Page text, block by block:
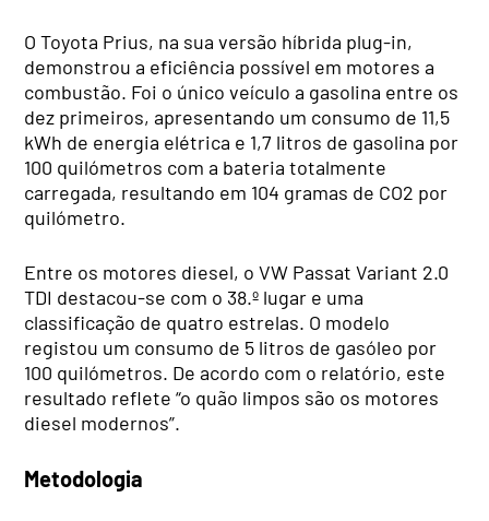
O Toyota Prius, na sua versão híbrida plug-in,
demonstrou a eficiência possível em motores a
combustão. Foi o único veículo a gasolina entre os
dez primeiros, apresentando um consumo de 11,5
kWh de energia elétrica e 1,7 litros de gasolina por
100 quilómetros com a bateria totalmente
carregada, resultando em 104 gramas de CO2 por
quilómetro.
Entre os motores diesel, o VW Passat Variant 2.0
TDI destacou-se com o 38.º lugar e uma
classificação de quatro estrelas. O modelo
registou um consumo de 5 litros de gasóleo por
100 quilómetros. De acordo com o relatório, este
resultado reflete “o quão limpos são os motores
diesel modernos”.
Metodologia